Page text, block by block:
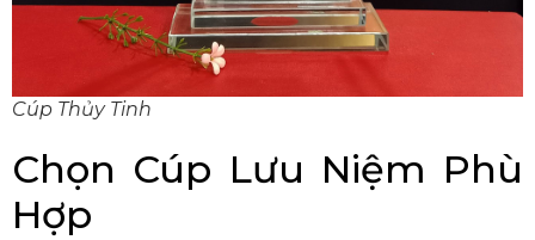
Cúp Thủy Tinh
Chọn Cúp Lưu Niệm Phù
Hợp